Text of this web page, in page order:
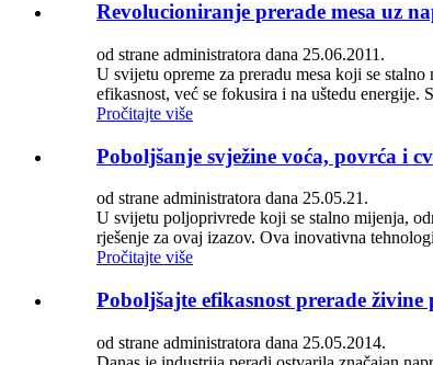
Revolucioniranje prerade mesa uz
od strane administratora dana 25.06.2011.
U svijetu opreme za preradu mesa koji se
efikasnost, već se fokusira i na uštedu
Pročitajte više
Poboljšanje svježine voća, povrća i
od strane administratora dana 25.05.21.
U svijetu poljoprivrede koji se stalno mijenja,
rješenje za ovaj izazov. Ova inovativna
Pročitajte više
Poboljšajte efikasnost prerade
od strane administratora dana 25.05.2014.